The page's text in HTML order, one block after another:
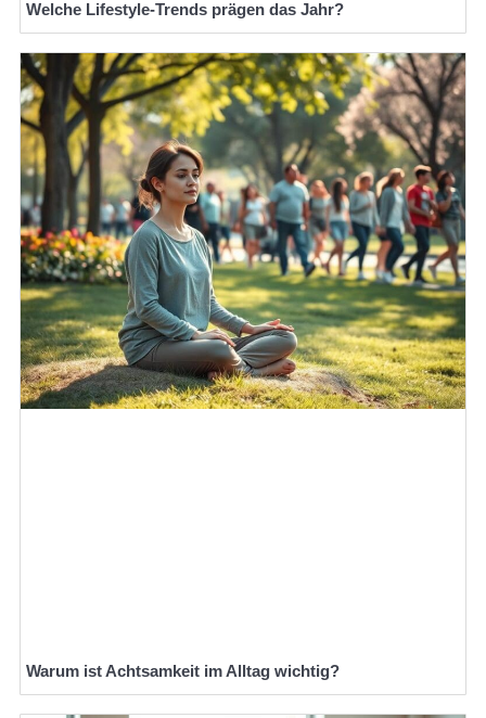
Welche Lifestyle-Trends prägen das Jahr?
Warum ist Achtsamkeit im Alltag wichtig?